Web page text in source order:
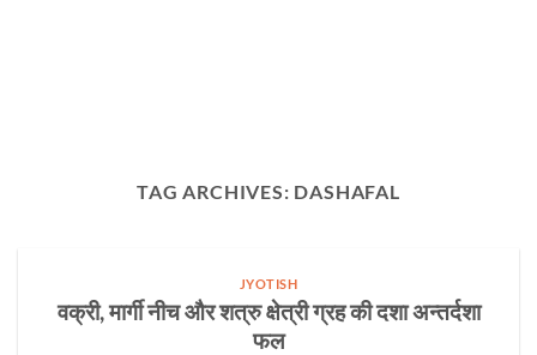
TAG ARCHIVES: DASHAFAL
JYOTISH
वक्री, मार्गी नीच और शत्रु क्षेत्री ग्रह की दशा अन्तर्दशा
फल